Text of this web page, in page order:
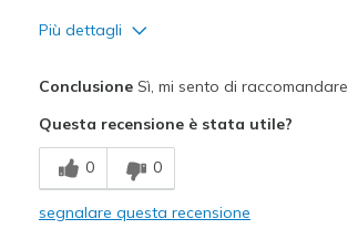
Più dettagli
Breathe Well
Comfortable
ConclusioneSì, mi sento di
Questa recensione è stata utile?
0 0
segnalare questa recensione